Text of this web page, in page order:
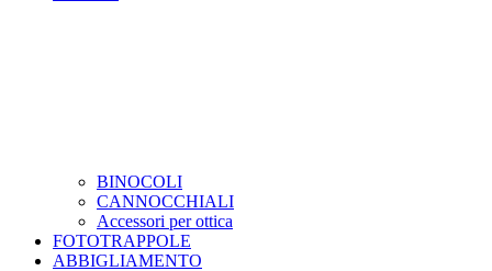
BINOCOLI
CANNOCCHIALI
Accessori per ottica
FOTOTRAPPOLE
ABBIGLIAMENTO